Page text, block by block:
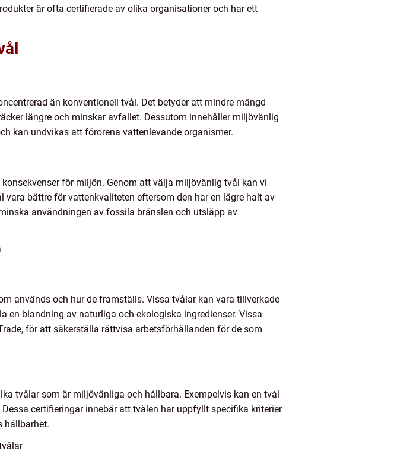
är ofta certifierade av olika organisationer och har ett
än konventionell tvål. Det betyder att mindre mängd
längre och minskar avfallet. Dessutom innehåller miljövänlig
kan undvikas att förorena vattenlevande organismer.
för miljön. Genom att välja miljövänlig tvål kan vi
bättre för vattenkvaliteten eftersom den har en lägre halt av
användningen av fossila bränslen och utsläpp av
används och hur de framställs. Vissa tvålar kan vara tillverkade
en blandning av naturliga och ekologiska ingredienser. Vissa
för att säkerställa rättvisa arbetsförhållanden för de som
tvålar som är miljövänliga och hållbara. Exempelvis kan en tvål
certifieringar innebär att tvålen har uppfyllt specifika kriterier
hållbarhet.